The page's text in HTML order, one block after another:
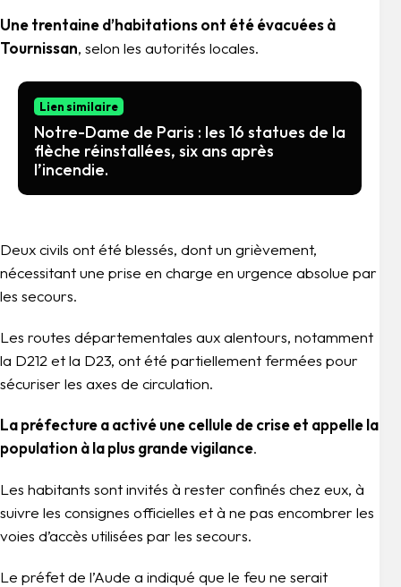
Une trentaine d’habitations ont été évacuées à
Tournissan, selon les autorités locales.
Lien similaire
Notre-Dame de Paris : les 16 statues de la
flèche réinstallées, six ans après
l’incendie.
Deux civils ont été blessés, dont un grièvement,
nécessitant une prise en charge en urgence absolue par
les secours.
Les routes départementales aux alentours, notamment
la D212 et la D23, ont été partiellement fermées pour
sécuriser les axes de circulation.
La préfecture a activé une cellule de crise et appelle la
population à la plus grande vigilance.
Les habitants sont invités à rester confinés chez eux, à
suivre les consignes officielles et à ne pas encombrer les
voies d’accès utilisées par les secours.
Le préfet de l’Aude a indiqué que le feu ne serait